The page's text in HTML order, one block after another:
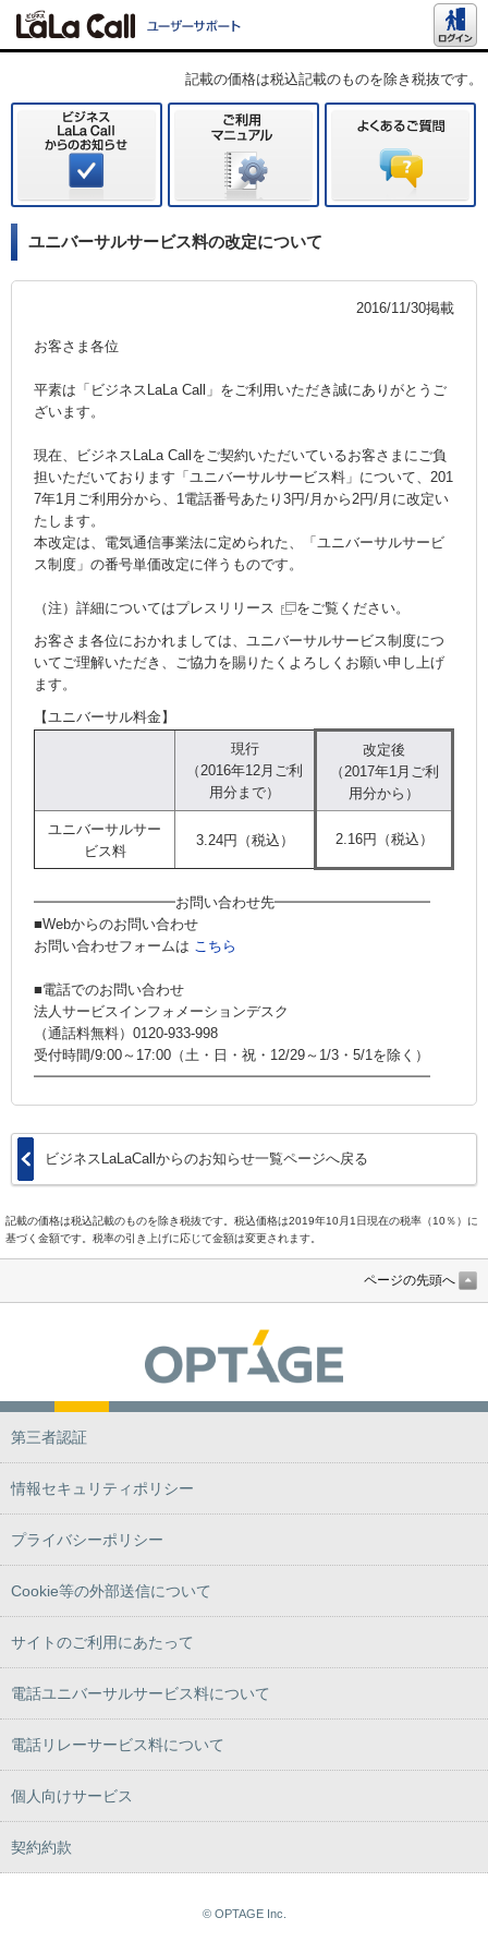
記載の価格は税込記載のものを除き税抜です。
ユニバーサルサービス料の改定について
2016/11/30掲載
お客さま各位
平素は「ビジネスLaLa Call」をご利用いただき誠にありがとうご
ざいます。
現在、ビジネスLaLa Callをご契約いただいているお客さまにご負
担いただいております「ユニバーサルサービス料」について、201
7年1月ご利用分から、1電話番号あたり3円/月から2円/月に改定い
たします。
本改定は、電気通信事業法に定められた、「ユニバーサルサービ
ス制度」の番号単価改定に伴うものです。
（注）詳細についてはプレスリリース
をご覧ください。
お客さま各位におかれましては、ユニバーサルサービス制度につ
いてご理解いただき、ご協力を賜りたくよろしくお願い申し上げ
ます。
【ユニバーサル料金】
現行
（2016年12月ご利
用分まで）
改定後
（2017年1月ご利
用分から）
ユニバーサルサー
ビス料
3.24円（税込） 2.16円（税込）
━━━━━━━━━━お問い合わせ先━━━━━━━━━━━
■Webからのお問い合わせ
お問い合わせフォームは こちら
■電話でのお問い合わせ
法人サービスインフォメーションデスク
（通話料無料）0120-933-998
受付時間/9:00～17:00（土・日・祝・12/29～1/3・5/1を除く）
━━━━━━━━━━━━━━━━━━━━━━━━━━━━
ビジネスLaLaCallからのお知らせ一覧ページへ戻る
記載の価格は税込記載のものを除き税抜です。税込価格は2019年10月1日現在の税率（10％）に
基づく金額です。税率の引き上げに応じて金額は変更されます。
ページの先頭へ
第三者認証
情報セキュリティポリシー
プライバシーポリシー
Cookie等の外部送信について
サイトのご利用にあたって
電話ユニバーサルサービス料について
電話リレーサービス料について
個人向けサービス
契約約款
© OPTAGE Inc.